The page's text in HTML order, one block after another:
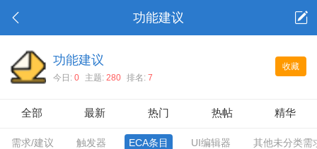
功能建议
收藏
功能建议
今日: 0 主题: 280 排名: 7
全部 最新 热门 热帖 精华
需求/建议 触发器 ECA条目 UI编辑器 其他未分类需